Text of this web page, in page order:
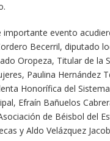
importante evento
Becerril, diputado
Oropeza, Titular de la
Paulina Hernández
Honorífica del
Efraín Bañuelos
de Béisbol del
y Aldo Velázquez